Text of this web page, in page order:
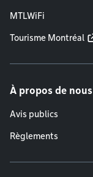
MTLWiFi
Tourisme Montréal
À propos de nous
Avis publics
Règlements